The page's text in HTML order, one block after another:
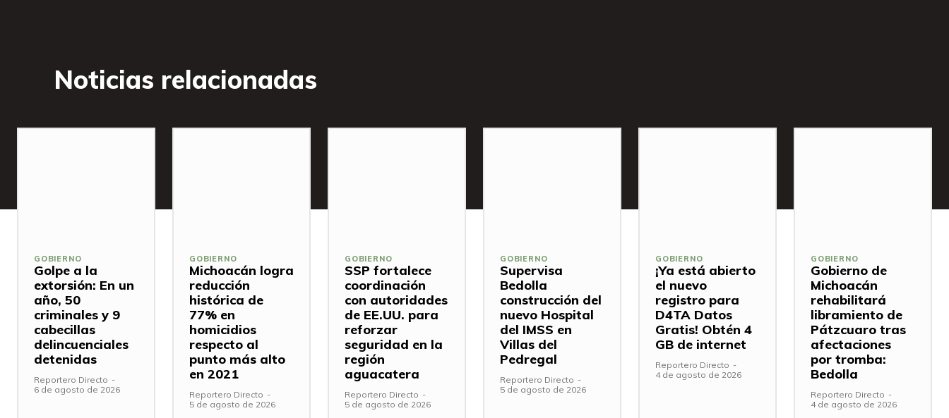
Noticias relacionadas
GOBIERNO
Golpe a la
extorsión: En un
año, 50
criminales y 9
cabecillas
delincuenciales
detenidas
Reportero Directo -
6 de agosto de 2026
GOBIERNO
Michoacán logra
reducción
histórica de
77% en
homicidios
respecto al
punto más alto
en 2021
Reportero Directo -
5 de agosto de 2026
GOBIERNO
SSP fortalece
coordinación
con autoridades
de EE.UU. para
reforzar
seguridad en la
región
aguacatera
Reportero Directo -
5 de agosto de 2026
GOBIERNO
Supervisa
Bedolla
construcción del
nuevo Hospital
del IMSS en
Villas del
Pedregal
Reportero Directo -
5 de agosto de 2026
GOBIERNO
¡Ya está abierto
el nuevo
registro para
D4TA Datos
Gratis! Obtén 4
GB de internet
Reportero Directo -
4 de agosto de 2026
GOBIERNO
Gobierno de
Michoacán
rehabilitará
libramiento de
Pátzcuaro tras
afectaciones
por tromba:
Bedolla
Reportero Directo -
4 de agosto de 2026